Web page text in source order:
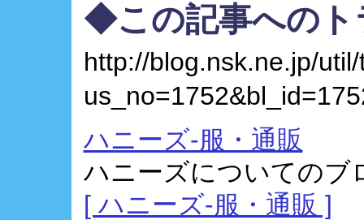
◆この記事へのト
http://blog.nsk.ne.jp/
ハニーズ-服・通販
ハニーズについての
[ ハニーズ-服・通販 ]